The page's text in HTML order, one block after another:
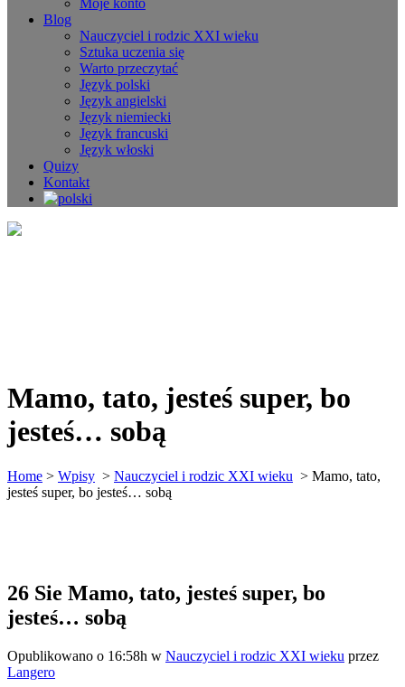
Moje konto
Blog
Nauczyciel i rodzic XXI wieku
Sztuka uczenia się
Warto przeczytać
Język polski
Język angielski
Język niemiecki
Język francuski
Język włoski
Quizy
Kontakt
Mamo, tato, jesteś super, bo
jesteś… sobą
Home > Wpisy > Nauczyciel i rodzic XXI wieku > Mamo, tato,
jesteś super, bo jesteś… sobą
26 Sie Mamo, tato, jesteś super, bo
jesteś… sobą
Opublikowano o 16:58h w Nauczyciel i rodzic XXI wieku przez
Langero